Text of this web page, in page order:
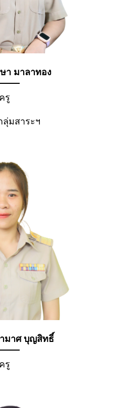
า มาลาทอง
ครู
มสาระฯ
มาศ บุญสิทธิ์
ครู